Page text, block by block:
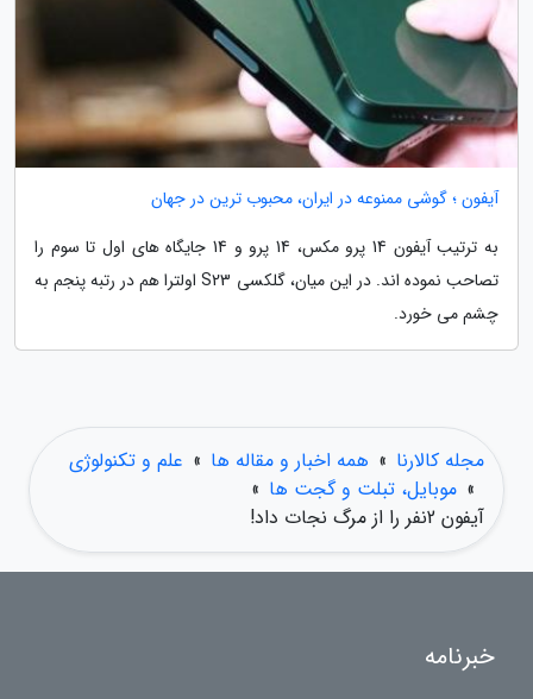
آیفون ؛ گوشی ممنوعه در ایران، محبوب ترین در جهان
به ترتیب آیفون 14 پرو مکس، 14 پرو و 14 جایگاه های اول تا سوم را
تصاحب نموده اند. در این میان، گلکسی S23 اولترا هم در رتبه پنجم به
چشم می خورد.
مجله کالارنا » همه اخبار و مقاله ها » علم و تکنولوژی
» موبایل، تبلت و گجت ها »
آیفون 2نفر را از مرگ نجات داد!
خبرنامه